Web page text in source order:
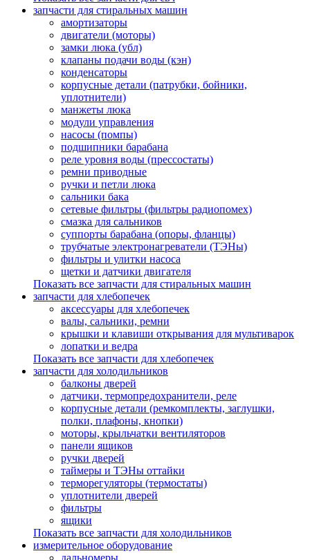
запчасти для стиральных машин
амортизаторы
двигатели (моторы)
замки люка (убл)
клапаны подачи воды (кэн)
конденсаторы
корпусные детали (патрубки, бойники,
уплотнители)
манжеты люка
модули управления
насосы (помпы)
подшипники барабана
реле уровня воды (прессостаты)
ремни приводные
ручки и петли люка
сальники бака
сетевые фильтры (фильтры радиопомех)
смазка для сальников
суппорты барабана (опоры, фланцы)
трубчатые электронагреватели (ТЭНы)
фильтры и улитки насоса
щетки и датчики двигателя
Показать все запчасти для стиральных машин
запчасти для хлебопечек
аксессуары для хлебопечек
валы, сальники, ремни
крышки и клавиши открывания для мультиварок
лопатки и ведра
Показать все запчасти для хлебопечек
запчасти для холодильников
балконы дверей
датчики, термопредохранители, реле
корпусные детали (ремкомплекты, заглушки,
полки, плафоны, кнопки)
моторы, крыльчатки вентиляторов
панели ящиков
ручки дверей
таймеры и ТЭНы оттайки
терморегуляторы (термостаты)
уплотнители дверей
фильтры
ящики
Показать все запчасти для холодильников
измерительное оборудование
дальномеры